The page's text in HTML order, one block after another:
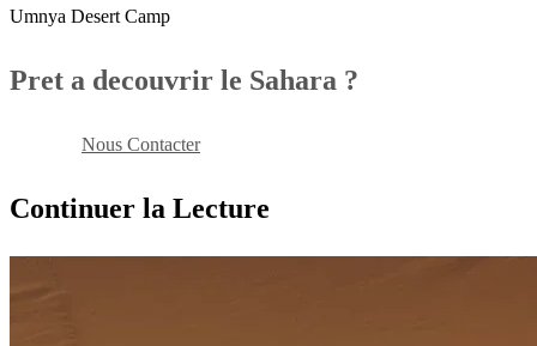
Umnya Desert Camp
Pret a decouvrir le Sahara ?
Nous Contacter
Continuer la Lecture